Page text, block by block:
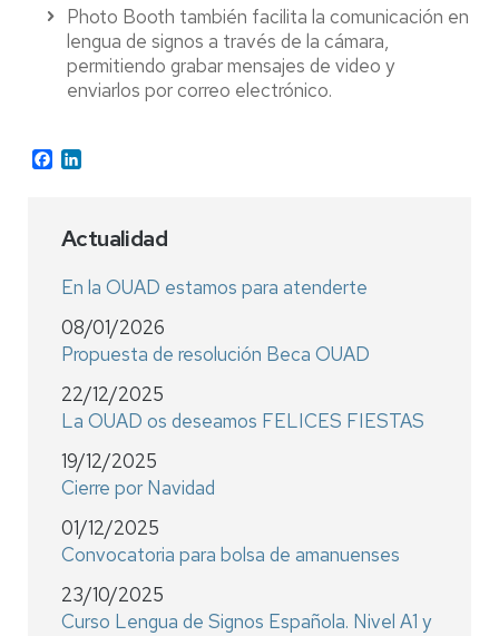
Photo Booth también facilita la comunicación en
lengua de signos a través de la cámara,
permitiendo grabar mensajes de video y
enviarlos por correo electrónico.
Facebook
Actualidad
En la OUAD estamos para atenderte
08/01/2026
Propuesta de resolución Beca OUAD
22/12/2025
La OUAD os deseamos FELICES FIESTAS
19/12/2025
Cierre por Navidad
01/12/2025
Convocatoria para bolsa de amanuenses
23/10/2025
Curso Lengua de Signos Española. Nivel A1 y